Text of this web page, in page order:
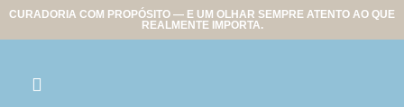
CURADORIA COM PROPÓSITO — E UM OLHAR SEMPRE ATENTO AO QUE
REALMENTE IMPORTA.